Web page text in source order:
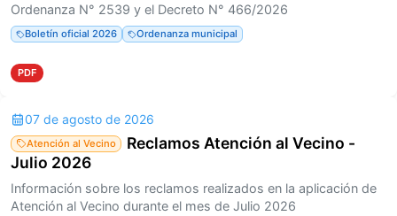
Ordenanza N° 2539 y el Decreto N° 466/2026
Boletín oficial 2026 Ordenanza municipal
PDF
07 de agosto de 2026
Atención al Vecino
Reclamos Atención al Vecino -
Julio 2026
Información sobre los reclamos realizados en la aplicación de
Atención al Vecino durante el mes de Julio 2026